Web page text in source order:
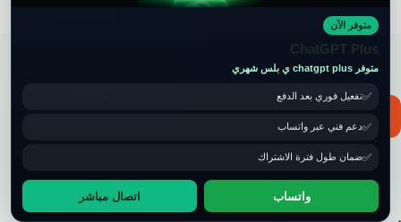
حقوق النشر محفوظة لموقع ويكي موب
متوفر الآن
ChatGPT Plus
متوفر chatgpt plus ي بلس شهري
تفعيل فوري بعد الدفع
دعم فني عبر واتساب
ضمان طول فترة الاشتراك
واتساب اتصال مباشر